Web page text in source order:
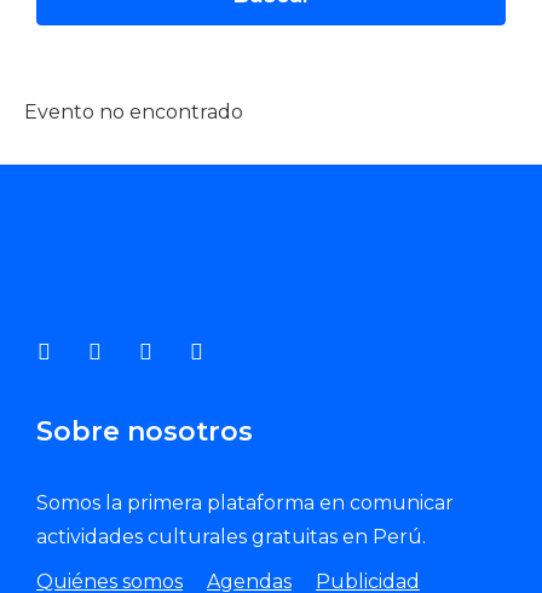
Evento no encontrado
Sobre nosotros
Somos la primera plataforma en comunicar
actividades culturales gratuitas en Perú.
Quiénes somos
Agendas Publicidad